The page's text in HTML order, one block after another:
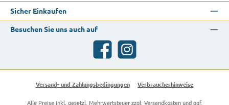
Sicher Einkaufen
Besuchen Sie uns auch auf
Facebook Instagram
Versand- und Zahlungsbedingungen Verbraucherhinweise
Alle Preise inkl. gesetzl. Mehrwertsteuer zzgl. Versandkostenund ggf.